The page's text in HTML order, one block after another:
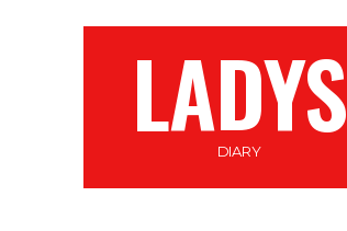
LADYS
DIARY